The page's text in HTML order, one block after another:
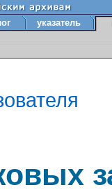
указатель